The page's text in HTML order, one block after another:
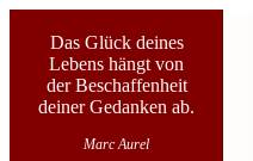
Das Glück deines
Lebens hängt von
der Beschaffenheit
deiner Gedanken ab.
Marc Aurel